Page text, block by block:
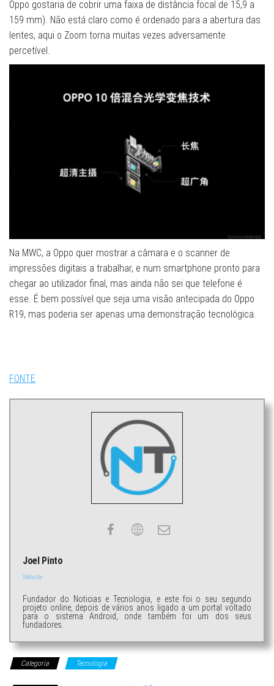
Oppo gostaria de cobrir uma faixa de distância focal de 15,9 a
159 mm). Não está claro como é ordenado para a abertura das
lentes, aqui o Zoom torna muitas vezes adversamente
percetível.
Na MWC, a Oppo quer mostrar a câmara e o scanner de
impressões digitais a trabalhar, e num smartphone pronto para
chegar ao utilizador final, mas ainda não sei que telefone é
esse. É bem possível que seja uma visão antecipada do Oppo
R19, mas poderia ser apenas uma demonstração tecnológica.
FONTE
Joel Pinto
Website
Fundador do Noticias e Tecnologia, e este foi o seu segundo
projeto online, depois de vários anos ligado a um portal voltado
para o sistema Android, onde também foi um dos seus
fundadores.
Categoria Tecnologia